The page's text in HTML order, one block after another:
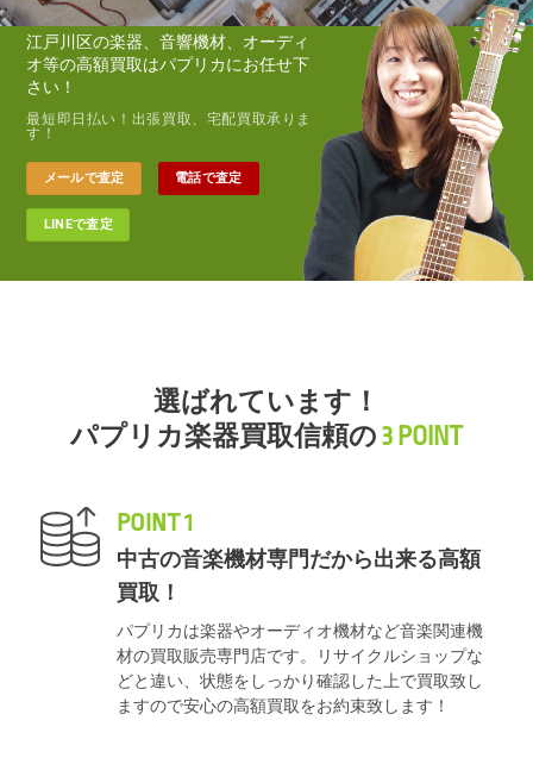
江戸川区の楽器、音響機材、オーディ
オ等の高額買取はパプリカにお任せ下
さい！
最短即日払い！出張買取、宅配買取承りま
す！
メールで査定 電話で査定
LINEで査定
選ばれています！
パプリカ楽器買取信頼の 3 POINT
POINT 1
中古の音楽機材専門だから出来る高額
買取！
パプリカは楽器やオーディオ機材など音楽関連機
材の買取販売専門店です。リサイクルショップな
どと違い、状態をしっかり確認した上で買取致し
ますので安心の高額買取をお約束致します！